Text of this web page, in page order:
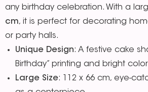
any birthday celebration. With a
cm, it is perfect for decorating
or party halls.
Unique Design: A festive cake
Birthday” printing and bright
Large Size: 112 x 66 cm, eye-